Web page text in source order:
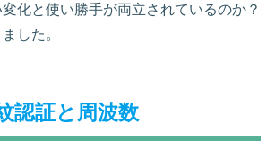
化と使い勝手が両立されているのか？
した。
認証と周波数